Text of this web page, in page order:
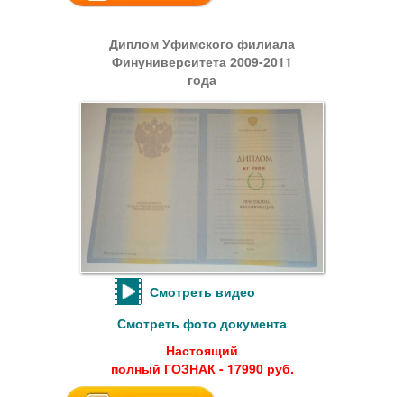
Диплом Уфимского филиала
Финуниверситета 2009-2011
года
Смотреть видео
Смотреть фото документа
Настоящий
полный ГОЗНАК - 17990 руб.